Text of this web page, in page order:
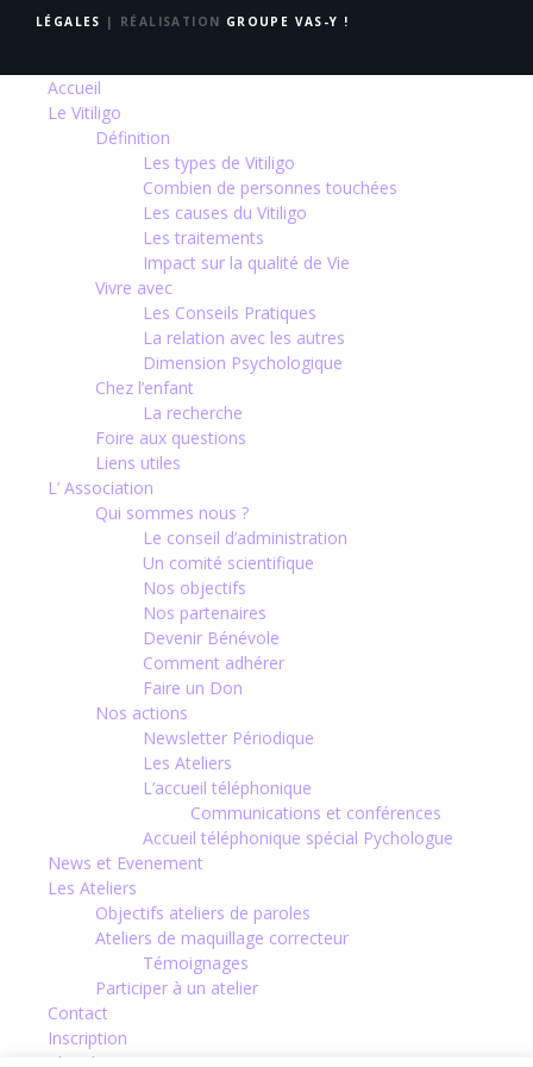
LÉGALES | RÉALISATION GROUPE VAS-Y !
Accueil
Le Vitiligo
Définition
Les types de Vitiligo
Combien de personnes touchées
Les causes du Vitiligo
Les traitements
Impact sur la qualité de Vie
Vivre avec
Les Conseils Pratiques
La relation avec les autres
Dimension Psychologique
Chez l’enfant
La recherche
Foire aux questions
Liens utiles
L’ Association
Qui sommes nous ?
Le conseil d’administration
Un comité scientifique
Nos objectifs
Nos partenaires
Devenir Bénévole
Comment adhérer
Faire un Don
Nos actions
Newsletter Périodique
Les Ateliers
L’accueil téléphonique
Communications et conférences
Accueil téléphonique spécial Pychologue
News et Evenement
Les Ateliers
Objectifs ateliers de paroles
Ateliers de maquillage correcteur
Témoignages
Participer à un atelier
Contact
Inscription